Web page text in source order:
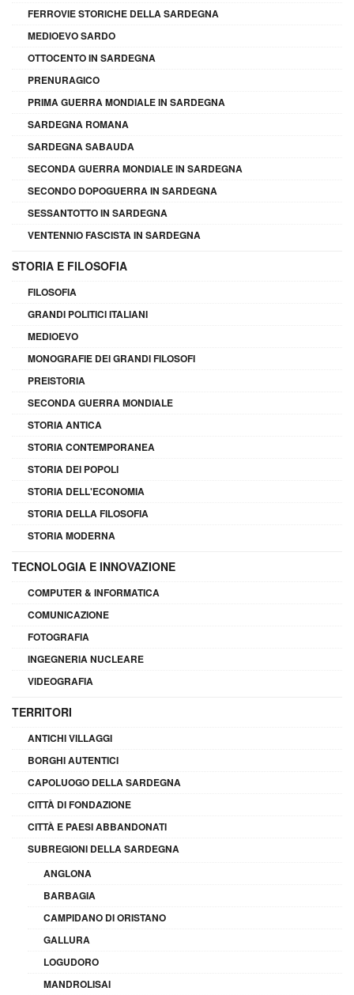
FERROVIE STORICHE DELLA SARDEGNA
MEDIOEVO SARDO
OTTOCENTO IN SARDEGNA
PRENURAGICO
PRIMA GUERRA MONDIALE IN SARDEGNA
SARDEGNA ROMANA
SARDEGNA SABAUDA
SECONDA GUERRA MONDIALE IN SARDEGNA
SECONDO DOPOGUERRA IN SARDEGNA
SESSANTOTTO IN SARDEGNA
VENTENNIO FASCISTA IN SARDEGNA
STORIA E FILOSOFIA
FILOSOFIA
GRANDI POLITICI ITALIANI
MEDIOEVO
MONOGRAFIE DEI GRANDI FILOSOFI
PREISTORIA
SECONDA GUERRA MONDIALE
STORIA ANTICA
STORIA CONTEMPORANEA
STORIA DEI POPOLI
STORIA DELL'ECONOMIA
STORIA DELLA FILOSOFIA
STORIA MODERNA
TECNOLOGIA E INNOVAZIONE
COMPUTER & INFORMATICA
COMUNICAZIONE
FOTOGRAFIA
INGEGNERIA NUCLEARE
VIDEOGRAFIA
TERRITORI
ANTICHI VILLAGGI
BORGHI AUTENTICI
CAPOLUOGO DELLA SARDEGNA
CITTÀ DI FONDAZIONE
CITTÀ E PAESI ABBANDONATI
SUBREGIONI DELLA SARDEGNA
ANGLONA
BARBAGIA
CAMPIDANO DI ORISTANO
GALLURA
LOGUDORO
MANDROLISAI